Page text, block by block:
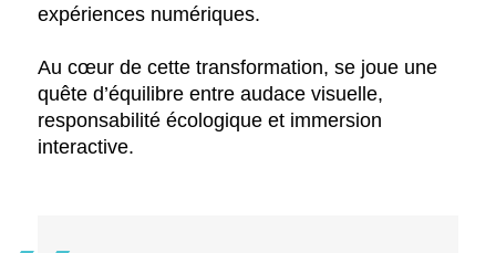
expériences numériques.
Au cœur de cette transformation, se joue une
quête d’équilibre entre audace visuelle,
responsabilité écologique et immersion
interactive.